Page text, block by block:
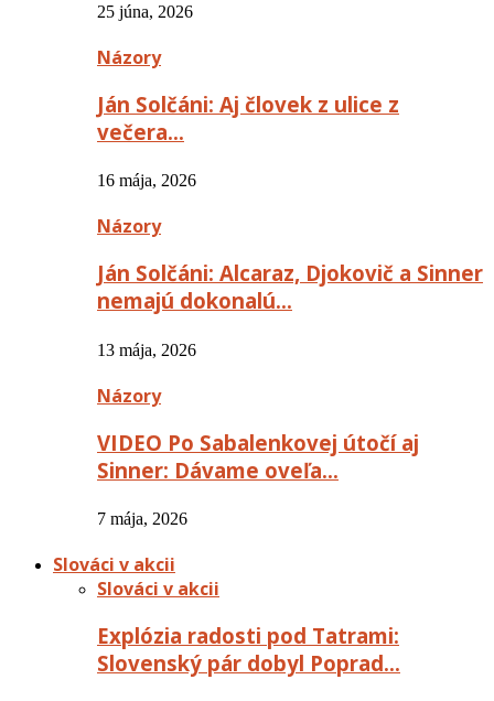
25 júna, 2026
Názory
Ján Solčáni: Aj človek z ulice z
večera…
16 mája, 2026
Názory
Ján Solčáni: Alcaraz, Djokovič a Sinner
nemajú dokonalú…
13 mája, 2026
Názory
VIDEO Po Sabalenkovej útočí aj
Sinner: Dávame oveľa…
7 mája, 2026
Slováci v akcii
Slováci v akcii
Explózia radosti pod Tatrami:
Slovenský pár dobyl Poprad…